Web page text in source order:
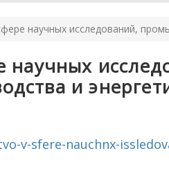
научных исследований,
научных
и
v-sfere-nauchnx-